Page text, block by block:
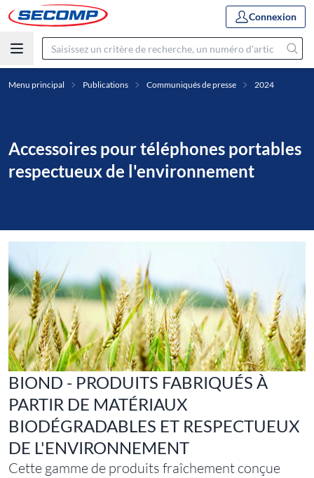
Connexion
Menu principal Publications Communiqués de presse 2024
Accessoires pour téléphones portables
respectueux de l'environnement
BIOND - PRODUITS FABRIQUÉS À
PARTIR DE MATÉRIAUX
BIODÉGRADABLES ET RESPECTUEUX
DE L'ENVIRONNEMENT
Cette gamme de produits fraîchement conçue